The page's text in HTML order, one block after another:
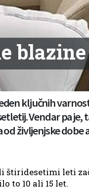
ključnih
Vendar pa
življenjske dobe
leti
to 10 ali 15 let.